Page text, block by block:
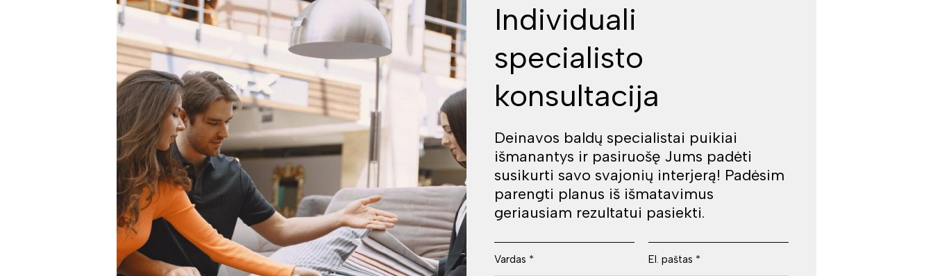
Individuali
specialisto
konsultacija
Deinavos baldų specialistai puikiai
išmanantys ir pasiruošę Jums padėti
susikurti savo svajonių interjerą! Padėsim
parengti planus iš išmatavimus
geriausiam rezultatui pasiekti.